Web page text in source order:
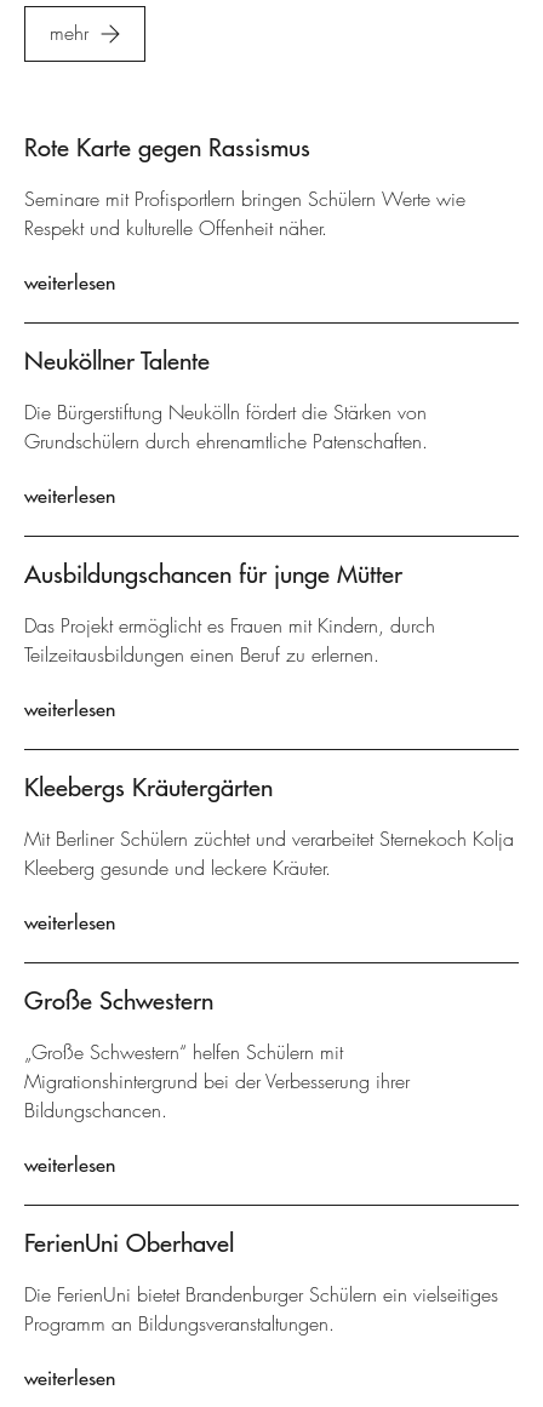
mehr
Rote Karte gegen Rassismus
Seminare mit Profisportlern bringen Schülern Werte wie
Respekt und kulturelle Offenheit näher.
weiterlesen
Neuköllner Talente
Die Bürgerstiftung Neukölln fördert die Stärken von
Grundschülern durch ehrenamtliche Patenschaften.
weiterlesen
Ausbildungschancen für junge Mütter
Das Projekt ermöglicht es Frauen mit Kindern, durch
Teilzeitausbildungen einen Beruf zu erlernen.
weiterlesen
Kleebergs Kräutergärten
Mit Berliner Schülern züchtet und verarbeitet Sternekoch Kolja
Kleeberg gesunde und leckere Kräuter.
weiterlesen
Große Schwestern
„Große Schwestern“ helfen Schülern mit
Migrationshintergrund bei der Verbesserung ihrer
Bildungschancen.
weiterlesen
FerienUni Oberhavel
Die FerienUni bietet Brandenburger Schülern ein vielseitiges
Programm an Bildungsveranstaltungen.
weiterlesen